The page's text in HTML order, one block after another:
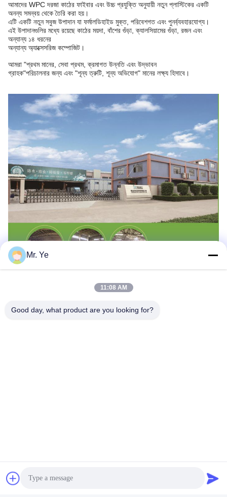
আমাদের WPC দরজা কাঠের ফাইবার এবং উচ্চ প্রযুক্তি অনুযায়ী নতুন প্লাস্টিকের একটি
অনন্য সমন্বয় থেকে তৈরি করা হয়।
এটি একটি নতুন সবুজ উপাদান যা ফর্মালডিহাইড মুক্ত, পরিবেশগত এবং পুনর্ব্যবহারযোগ্য।
এই উপাদানগুলির মধ্যে রয়েছে কাঠের ময়দা, বাঁশের গুঁড়া, ক্যালসিয়ামের গুঁড়া, রজন এবং
অন্যান্য ১৪ ধরনের
অন্যান্য অ্যাক্সেসরিজ কম্পোজিট।
আমরা "প্রথম মানের, সেবা প্রথম, ক্রমাগত উন্নতি এবং উদ্ভাবন
গ্রাহক"পরিচালনার জন্য এবং "শূন্য ত্রুটি, শূন্য অভিযোগ" মানের লক্ষ্য হিসাবে।
Mr. Ye
11:08 AM
Good day, what product are you looking for?